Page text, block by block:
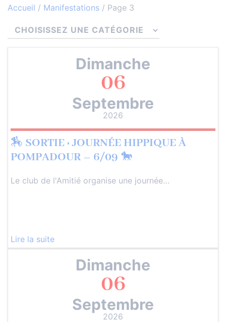
Accueil / Manifestations / Page 3
Dimanche
06
Septembre
2026
🏇 SORTIE : JOURNÉE HIPPIQUE À
POMPADOUR – 6/09 🐎
Le club de l'Amitié organise une journée…
Lire la suite
Dimanche
06
Septembre
2026